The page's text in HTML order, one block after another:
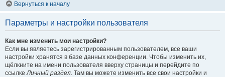
Вернуться к началу
Параметры и настройки пользователя
Как мне изменить мои настройки?
Если вы являетесь зарегистрированным пользователем, все ваши
настройки хранятся в базе данных конференции. Чтобы изменить их,
щёлкните на имени пользователя вверху страницы и перейдите по
ссылкеЛичный раздел. Там вы можете изменить все свои настройки и